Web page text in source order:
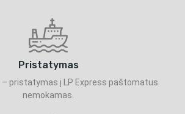
Pristatymas
– pristatymas į LP Express paštomatus
nemokamas.